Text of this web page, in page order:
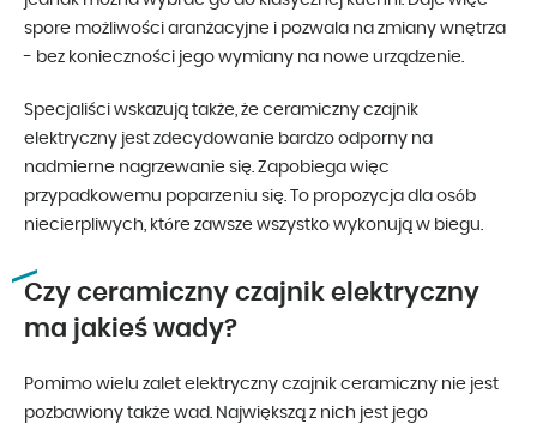
spore możliwości aranżacyjne i pozwala na zmiany wnętrza
- bez konieczności jego wymiany na nowe urządzenie.
Specjaliści wskazują także, że ceramiczny czajnik
elektryczny jest zdecydowanie bardzo odporny na
nadmierne nagrzewanie się. Zapobiega więc
przypadkowemu poparzeniu się. To propozycja dla osób
niecierpliwych, które zawsze wszystko wykonują w biegu.
Czy ceramiczny czajnik elektryczny
ma jakieś wady?
Pomimo wielu zalet elektryczny czajnik ceramiczny nie jest
pozbawiony także wad. Największą z nich jest jego